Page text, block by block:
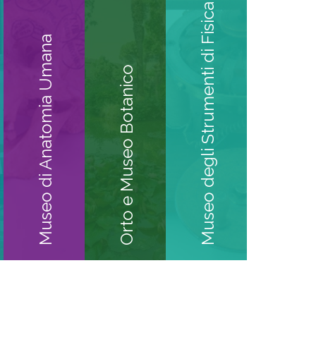
Museo di Anatomia Umana Orto e Museo Botanico Museo degli Strumenti di Fisica